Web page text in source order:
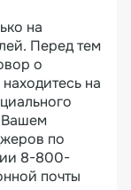
на
Перед тем
о
на
Вашем
по
8-800-
почты